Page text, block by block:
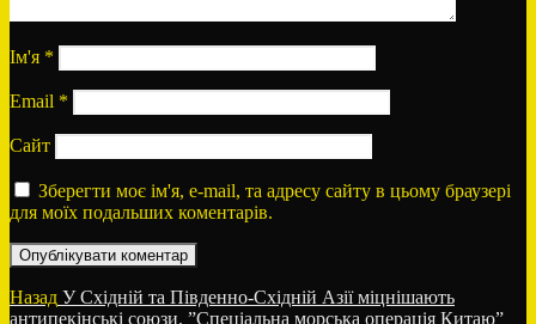
Ім'я *
Email *
Сайт
Зберегти моє ім'я, e-mail, та адресу сайту в цьому браузері
для моїх подальших коментарів.
Навігація
Назад Попередній
запис:
У Східній та Південно-Східній Азії міцнішають
антипекінські союзи. ​”Спеціальна морська операція Китаю”